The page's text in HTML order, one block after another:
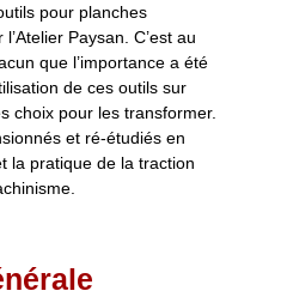
pour planches
Paysan. C’est au
que l’importance a été
de ces outils sur
choix pour les transformer.
et ré-étudiés en
la pratique de la traction